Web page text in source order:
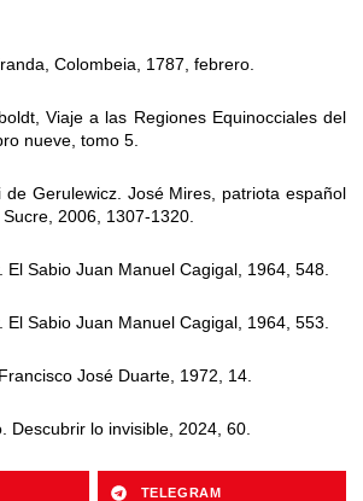
Colombeia, 1787, febrero.
Viaje a las Regiones Equinocciales del
nueve, tomo 5.
Gerulewicz. José Mires, patriota español
2006, 1307-1320.
Sabio Juan Manuel Cagigal, 1964, 548.
Sabio Juan Manuel Cagigal, 1964, 553.
José Duarte, 1972, 14.
Descubrir lo invisible, 2024, 60.
TELEGRAM